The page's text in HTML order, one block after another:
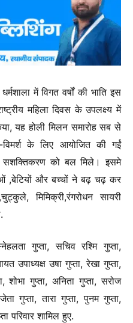
में विगत वर्षों की भाति इस
महिला दिवस के उपलक्ष्य में
यह होली मिलन समारोह सब से
के लिए आयोजित की गईं
सशक्तिकरण को बल मिले। इसमे
,बेटियों और बच्चों ने बढ़ चढ़ कर
मिमिक्री,रंगरोधन सायरी
गुप्ता, सचिव रश्मि गुप्ता,
उपाध्यक्ष उषा गुप्ता, रेखा गुप्ता,
शोभा गुप्ता, अनिता गुप्ता, सरोज
गुप्ता, तारा गुप्ता, पुनम गुप्ता,
परिवार शामिल हुए.